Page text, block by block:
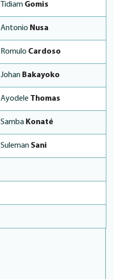
Tidiam Gomis
Antonio Nusa
Romulo Cardoso
Johan Bakayoko
Ayodele Thomas
Samba Konaté
Suleman Sani